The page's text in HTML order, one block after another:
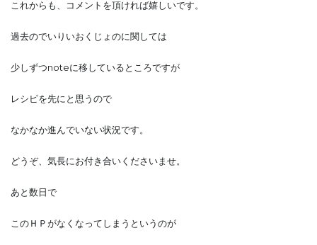
これからも、コメントを頂ければ嬉しいです。
過去のでいりいおくじょのに関しては
少しずつnoteに移しているところですが
レシピを先にと思うので
なかなか進んでいない状況です。
どうぞ、気長にお付き合いくださいませ。
あと数日で
このＨＰがなくなってしまうというのが